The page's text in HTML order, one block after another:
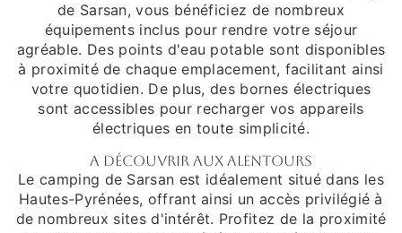
de Sarsan, vous bénéficiez de nombreux
équipements inclus pour rendre votre séjour
agréable. Des points d'eau potable sont disponibles
à proximité de chaque emplacement, facilitant ainsi
votre quotidien. De plus, des bornes électriques
sont accessibles pour recharger vos appareils
électriques en toute simplicité.
A découvrir aux alentours
Le camping de Sarsan est idéalement situé dans les
Hautes-Pyrénées, offrant ainsi un accès privilégié à
de nombreux sites d'intérêt. Profitez de la proximité